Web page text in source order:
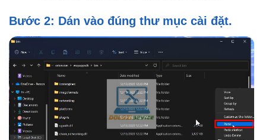
Bước 2: Dán vào đúng thư mục cài đặt.